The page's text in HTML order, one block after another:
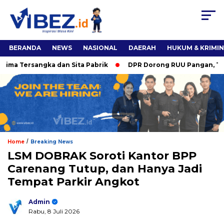
BERANDA NEWS NASIONAL DAERAH HUKUM &
Tersangka dan Sita Pabrik DPR Dorong RUU Pangan,
Home / Breaking News
LSM DOBRAK Soroti Kantor BPP
Carenang Tutup, dan Hanya Jadi
Tempat Parkir Angkot
Admin
Rabu, 8 Juli 2026